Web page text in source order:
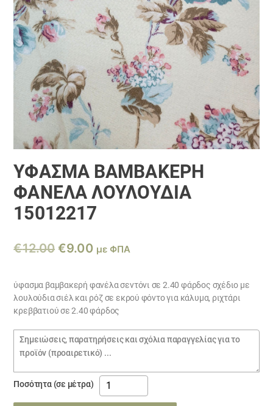
ΎΦΑΣΜΑ ΒΑΜΒΑΚΕΡΉ
ΦΑΝΈΛΑ ΛΟΥΛΟΎΔΙΑ
15012217
€12.00 Original
was:
€12.00.
€9.00Η
τιμή
είναι:
με ΦΠΑ
ύφασμα βαμβακερή φανέλα σεντόνι σε 2.40 φάρδος σχέδιο με
λουλούδια σιέλ και ρόζ σε εκρού φόντο για κάλυμα, ριχτάρι
κρεββατιού σε 2.40 φάρδος
Σημειώσεις
παραγγελίας
Ποσότητα (σε μέτρα)
ύφασμα
βαμβακερή